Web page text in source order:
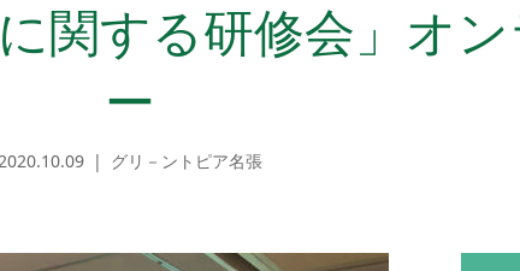
関する研修会」オ
ー
2020.10.09 グリ－ントピア名張